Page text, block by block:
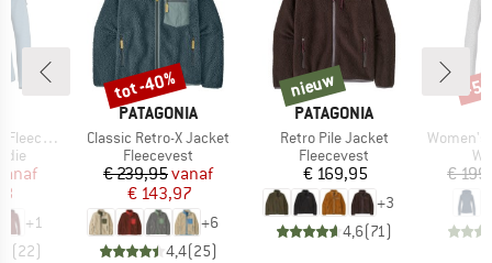
II Zip Hoody
prijs
+1
(22)
MERK
PATAGONIA
Artikel
Classic Retro-X Jacket
Productgroep
Fleecevest
Prijs
€ 239,95Verlaagde prijs
vanaf
€ 143,97
+6
4,4(25)
Korting
tot -40%
MERK
PATAGONIA
Artikel
Retro Pile Jacket
Productgroep
Fleecevest
Prijs
€ 169,95
+3
4,6(71)
nieuw
nieuw
Artikel
Women's
€
-